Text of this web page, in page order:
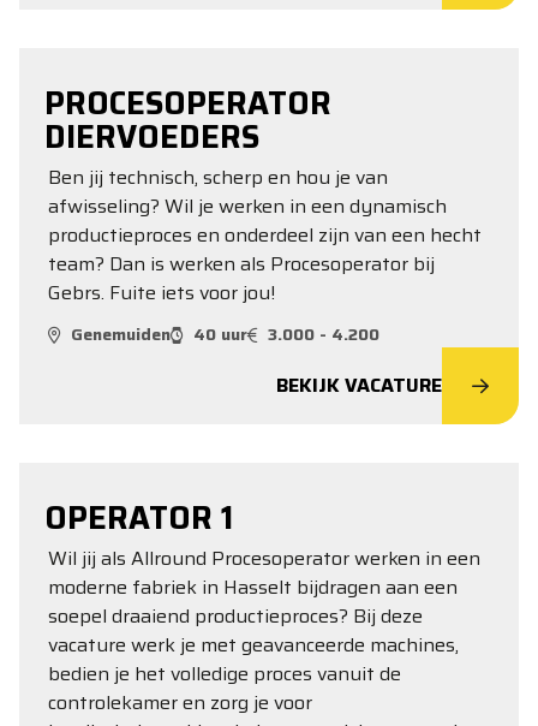
PROCESOPERATOR
DIERVOEDERS
Ben jij technisch, scherp en hou je van
afwisseling? Wil je werken in een dynamisch
productieproces en onderdeel zijn van een hecht
team? Dan is werken als Procesoperator bij
Gebrs. Fuite iets voor jou!
Genemuiden 40 uur 3.000 - 4.200
BEKIJK VACATURE
OPERATOR 1
Wil jij als Allround Procesoperator werken in een
moderne fabriek in Hasselt bijdragen aan een
soepel draaiend productieproces? Bij deze
vacature werk je met geavanceerde machines,
bedien je het volledige proces vanuit de
controlekamer en zorg je voor